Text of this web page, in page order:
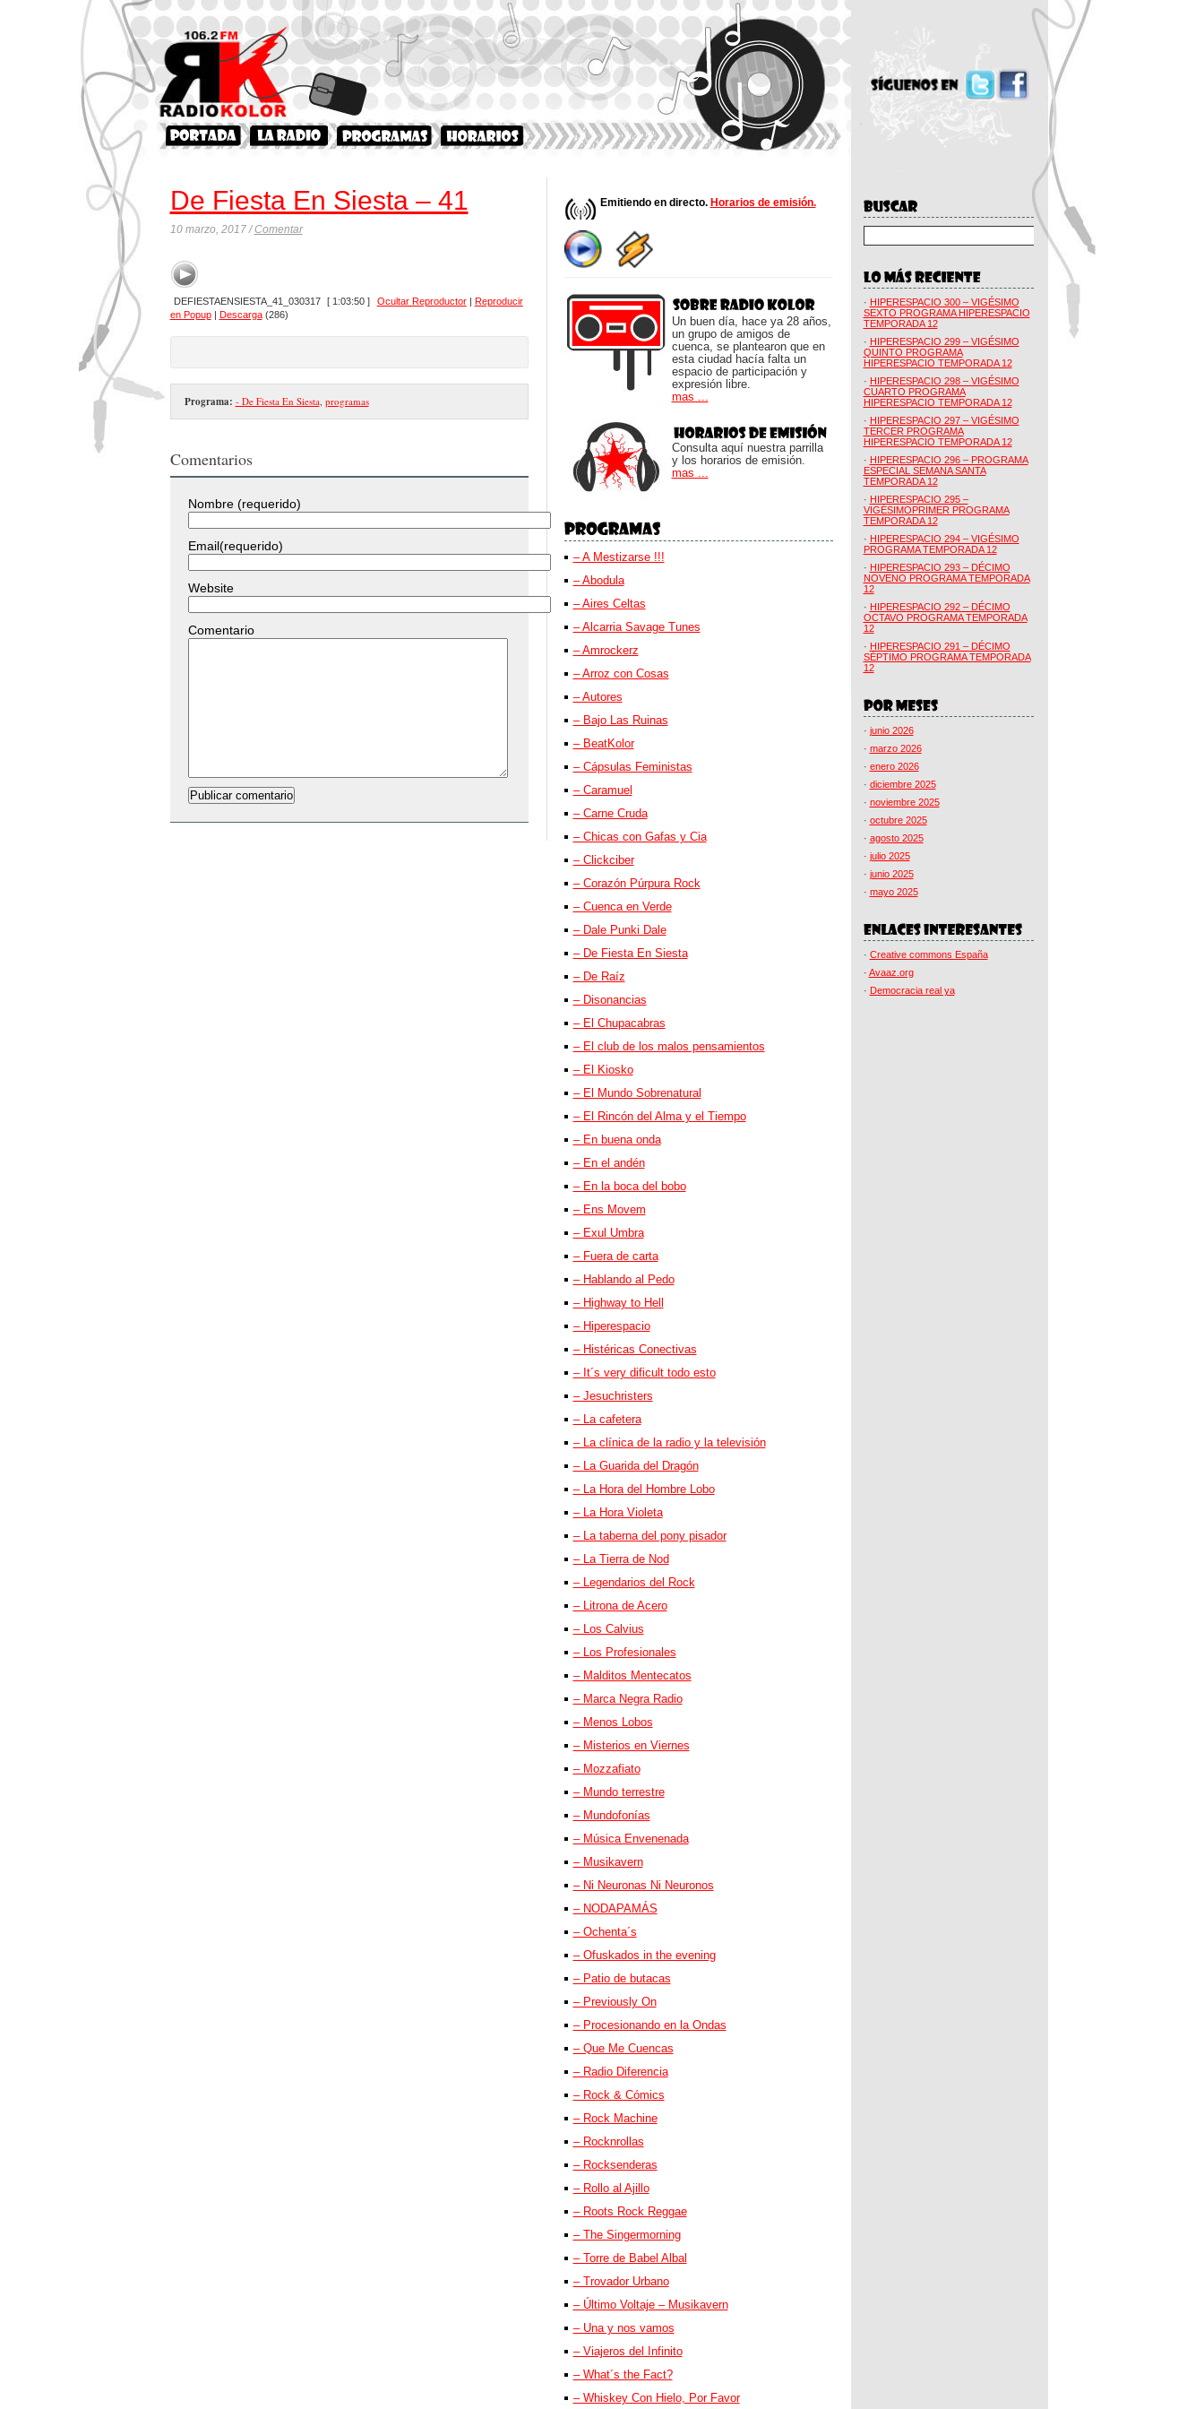
De Fiesta En Siesta – 41
10 marzo, 2017 /Comentar
DEFIESTAENSIESTA_41_030317 [ 1:03:50 ] Ocultar Reproductor| Reproducir
en Popup| Descarga(286)
Programa: - De Fiesta En Siesta programas
Comentarios
Nombre (requerido)
Email(requerido)
Website
Comentario
Emitiendo en directo. Horarios de emisión.
Un buen día, hace ya 28 años,
un grupo de amigos de
cuenca, se plantearon que en
esta ciudad hacía falta un
espacio de participación y
expresión libre.
mas ...
Consulta aquí nuestra parrilla
y los horarios de emisión.
mas ...
– A Mestizarse !!!
– Abodula
– Aires Celtas
– Alcarria Savage Tunes
– Amrockerz
– Arroz con Cosas
– Autores
– Bajo Las Ruinas
– BeatKolor
– Cápsulas Feministas
– Caramuel
– Carne Cruda
– Chicas con Gafas y Cia
– Clickciber
– Corazón Púrpura Rock
– Cuenca en Verde
– Dale Punki Dale
– De Fiesta En Siesta
– De Raíz
– Disonancias
– El Chupacabras
– El club de los malos pensamientos
– El Kiosko
– El Mundo Sobrenatural
– El Rincón del Alma y el Tiempo
– En buena onda
– En el andén
– En la boca del bobo
– Ens Movem
– Exul Umbra
– Fuera de carta
– Hablando al Pedo
– Highway to Hell
– Hiperespacio
– Histéricas Conectivas
– It´s very dificult todo esto
– Jesuchristers
– La cafetera
– La clínica de la radio y la televisión
– La Guarida del Dragón
– La Hora del Hombre Lobo
– La Hora Violeta
– La taberna del pony pisador
– La Tierra de Nod
– Legendarios del Rock
– Litrona de Acero
– Los Calvius
– Los Profesionales
– Malditos Mentecatos
– Marca Negra Radio
– Menos Lobos
– Misterios en Viernes
– Mozzafiato
– Mundo terrestre
– Mundofonías
– Música Envenenada
– Musikavern
– Ni Neuronas Ni Neuronos
– NODAPAMÁS
– Ochenta´s
– Ofuskados in the evening
– Patio de butacas
– Previously On
– Procesionando en la Ondas
– Que Me Cuencas
– Radio Diferencia
– Rock & Cómics
– Rock Machine
– Rocknrollas
– Rocksenderas
– Rollo al Ajillo
– Roots Rock Reggae
– The Singermorning
– Torre de Babel Albal
– Trovador Urbano
– Último Voltaje – Musikavern
– Una y nos vamos
– Viajeros del Infinito
– What´s the Fact?
– Whiskey Con Hielo, Por Favor
· HIPERESPACIO 300 – VIGÉSIMO
SEXTO PROGRAMA HIPERESPACIO
TEMPORADA 12
· HIPERESPACIO 299 – VIGÉSIMO
QUINTO PROGRAMA
HIPERESPACIO TEMPORADA 12
· HIPERESPACIO 298 – VIGÉSIMO
CUARTO PROGRAMA
HIPERESPACIO TEMPORADA 12
· HIPERESPACIO 297 – VIGÉSIMO
TERCER PROGRAMA
HIPERESPACIO TEMPORADA 12
· HIPERESPACIO 296 – PROGRAMA
ESPECIAL SEMANA SANTA
TEMPORADA 12
· HIPERESPACIO 295 –
VIGÉSIMOPRIMER PROGRAMA
TEMPORADA 12
· HIPERESPACIO 294 – VIGÉSIMO
PROGRAMA TEMPORADA 12
· HIPERESPACIO 293 – DÉCIMO
NOVENO PROGRAMA TEMPORADA
12
· HIPERESPACIO 292 – DÉCIMO
OCTAVO PROGRAMA TEMPORADA
12
· HIPERESPACIO 291 – DÉCIMO
SÉPTIMO PROGRAMA TEMPORADA
12
· junio 2026
· marzo 2026
· enero 2026
· diciembre 2025
· noviembre 2025
· octubre 2025
· agosto 2025
· julio 2025
· junio 2025
· mayo 2025
· Creative commons España
· Avaaz.org
· Democracia real ya